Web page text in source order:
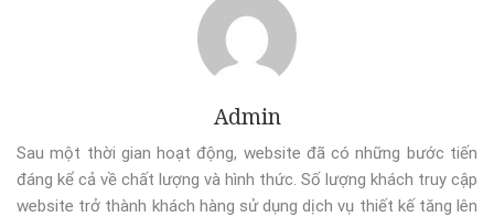
Admin
Sau một thời gian hoạt động, website đã có những bước tiến
đáng kể cả về chất lượng và hình thức. Số lượng khách truy cập
website trở thành khách hàng sử dụng dịch vụ thiết kế tăng lên